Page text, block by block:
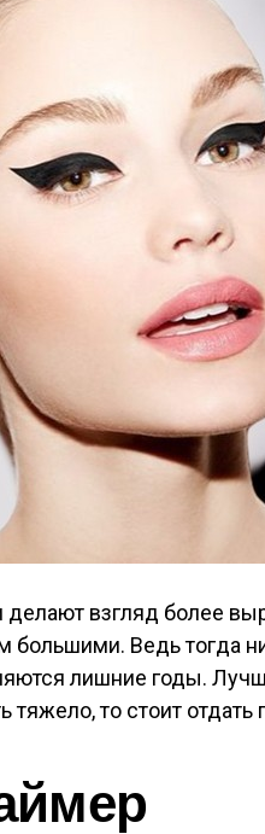
делают взгляд более
большими. Ведь тогда
лишние годы.
тяжело, то стоит